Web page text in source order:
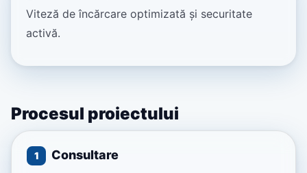
Viteză de încărcare optimizată și securitate
activă.
Procesul proiectului
1 Consultare